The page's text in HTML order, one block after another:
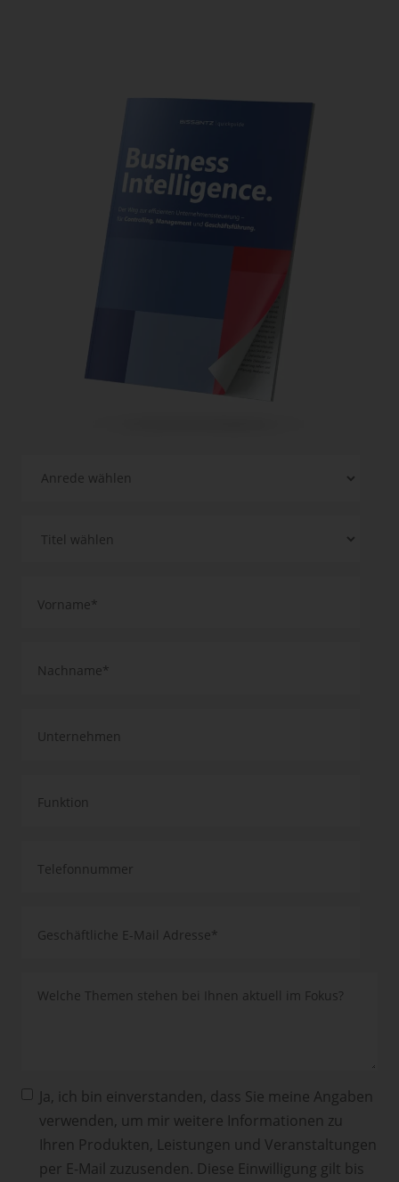
Ja, ich bin einverstanden, dass Sie meine Angaben
verwenden, um mir weitere Informationen zu
Ihren Produkten, Leistungen und Veranstaltungen
per E-Mail zuzusenden. Diese Einwilligung gilt bis